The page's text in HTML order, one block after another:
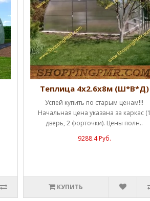
Теплица 4х2.6х8м (Ш*В*Д)
Успей купить по старым ценам!!!
Начальная цена указана за каркас (1
дверь, 2 форточки). Цены полн..
9288.4 Руб.
КУПИТЬ